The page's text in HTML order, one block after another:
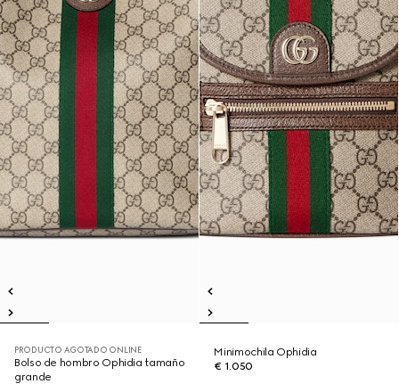
PRODUCTO AGOTADO ONLINE
Bolso de hombro Ophidia tamaño
grande
Minimochila Ophidia
€ 1.050